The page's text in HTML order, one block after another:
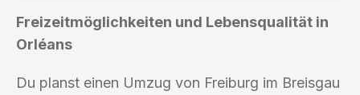
Freizeitmöglichkeiten und Lebensqualität in
Orléans
Du planst einen Umzug von Freiburg im Breisgau